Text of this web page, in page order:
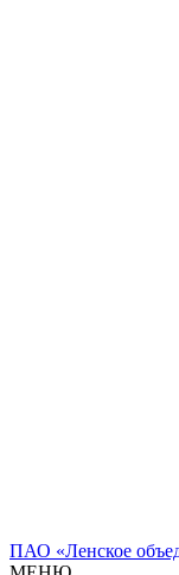
ПАО «Ленское